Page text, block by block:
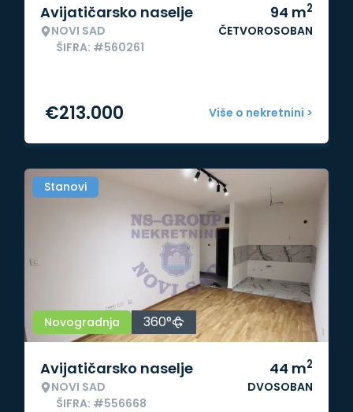
Avijatičarsko naselje
NOVI SAD
ŠIFRA: #560261
94 m2
ČETVOROSOBAN
Više o nekretnini >
€213.000
Stanovi
Novogradnja 360°
Avijatičarsko naselje
NOVI SAD
ŠIFRA: #556668
44 m2
DVOSOBAN